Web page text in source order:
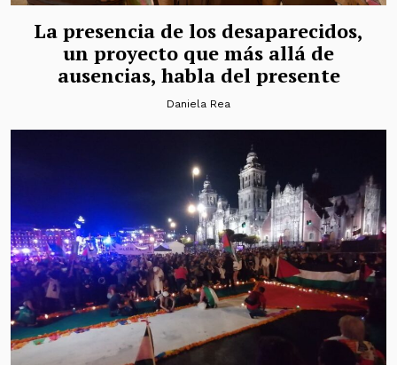
La presencia de los desaparecidos,
un proyecto que más allá de
ausencias, habla del presente
Daniela Rea